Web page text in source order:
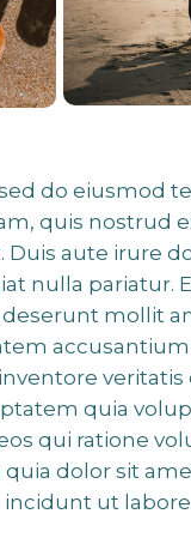
do eiusmod
quis nostrud
aute irure
nulla pariatur.
mollit
quia
qui ratione
dolor sit
ut